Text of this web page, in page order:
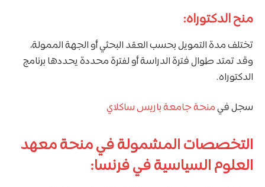
منح الدكتوراه:
تختلف مدة التمويل بحسب العقد البحثي أو الجهة الممولة،
وقد تمتد طوال فترة الدراسة أو لفترة محددة يحددها برنامج
الدكتوراه.
سجل فيمنحة جامعة باريس ساكلاي
التخصصات المشمولة في منحة معهد
العلوم السياسية في فرنسا: